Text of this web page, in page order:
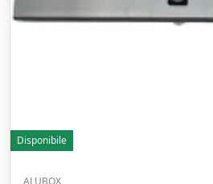
Disponibile
ALUBOX